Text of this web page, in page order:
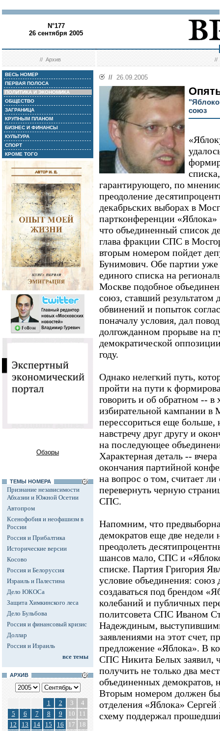
N°177
26 сентября 2005
//Архив //
ВЕСЬ НОМЕР
ПЕРВАЯ ПОЛОСА
ПОЛИТИКА И ЭКОНОМИКА
ОБЩЕСТВО
ЗАГРАНИЦА
КРУПНЫМ ПЛАНОМ
БИЗНЕС И ФИНАНСЫ
КУЛЬТУРА
СПОРТ
КРОМЕ ТОГО
Обзоры
ТЕМЫ НОМЕРА
Признание независимости
Абхазии и Южной Осетии
Автопром
Ксенофобия и неофашизм в
России
Россия и Прибалтика
Исторические версии
Косово
Россия и Белоруссия
Израиль и Палестина
Дело ЮКОСа
Защита Химкинского леса
Дело Бульбова
Россия и финансовый кризис
Доллар
Россия и Израиль
все темы
АРХИВ
1 2 3
4
5
6 7 8 9 10
11
12
13 14 15 16 17
18
// 26.09.2005
союз
гарантирующего, по
преодоление
декабрьских выборах в
партконференции
что объединенный список
глава фракции СПС в
вторым номером пойдет
Бунимович. Обе партии
единого списка на
Москве подобное
союз, ставший результатом
обвинений и попыток
поначалу условия, дал
долгожданном прорыве на
демократической
году.
Однако нелегкий путь,
пройти на пути к
говорить и об обратном -- в
избирательной кампании
перессориться еще
навстречу друг другу и
на последующее
Характерная деталь --
окончания партийной
на вопрос о том, считает
перевернуть черную
СПС.
Напомним, что
демократов еще две недели
преодолеть
шансов мало, СПС и
списке. Партия Григория
условие объединения: союз
создаваться под брендом
колебаний и публичных
политсовета СПС Иваном
Надеждиным,
заявлениями на этот счет,
предложение «Яблока». В
СПС Никита Белых заявил,
получить не только два
объединенных демократов,
Вторым номером должен
отделения «Яблока»
схему поддержал